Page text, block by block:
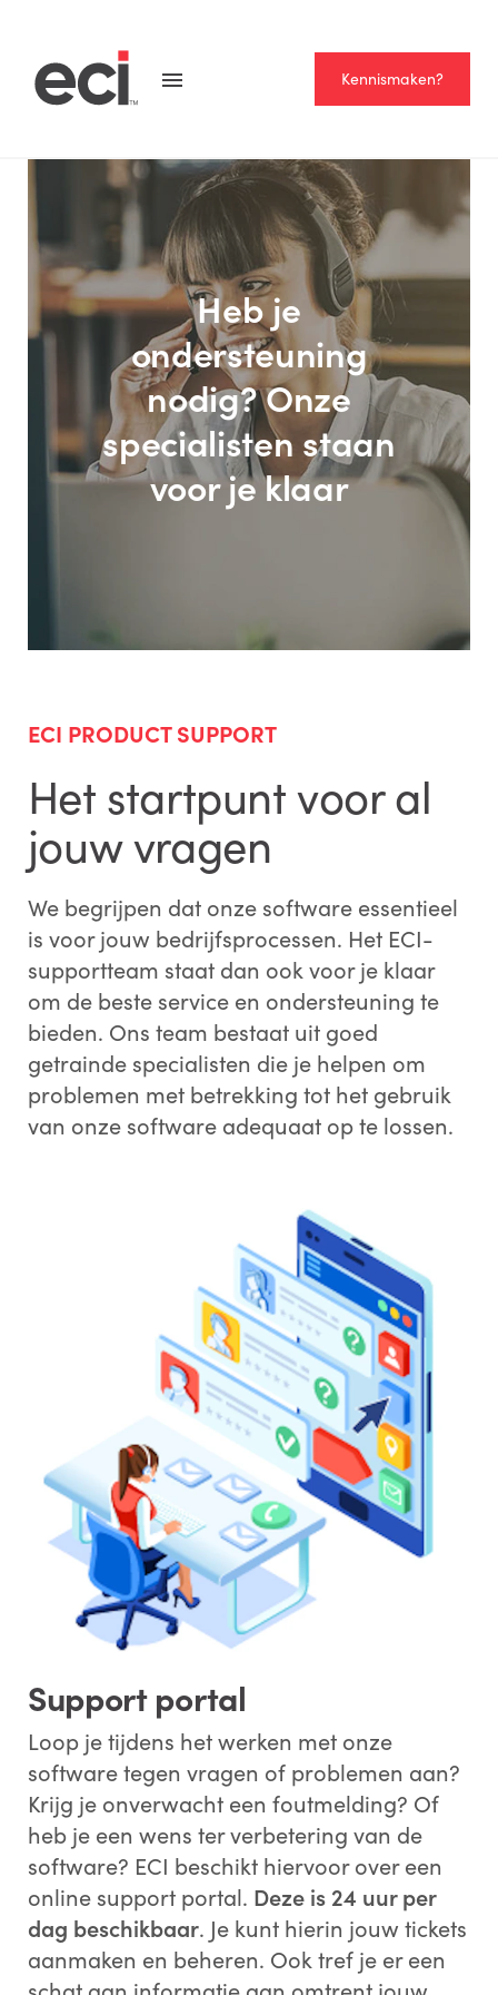
Kennismaken?
Heb je
ondersteuning
nodig? Onze
specialisten staan
voor je klaar
ECI PRODUCT SUPPORT
Het startpunt voor al
jouw vragen
We begrijpen dat onze software essentieel
is voor jouw bedrijfsprocessen. Het ECI-
supportteam staat dan ook voor je klaar
om de beste service en ondersteuning te
bieden. Ons team bestaat uit goed
getrainde specialisten die je helpen om
problemen met betrekking tot het gebruik
van onze software adequaat op te lossen.
Support portal
Loop je tijdens het werken met onze
software tegen vragen of problemen aan?
Krijg je onverwacht een foutmelding? Of
heb je een wens ter verbetering van de
software? ECI beschikt hiervoor over een
online support portal. Deze is 24 uur per
dag beschikbaar. Je kunt hierin jouw tickets
aanmaken en beheren. Ook tref je er een